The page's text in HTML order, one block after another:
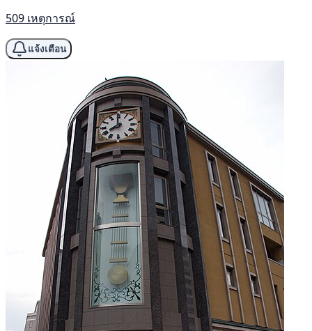
509 เหตุการณ์
แจ้งเตือน